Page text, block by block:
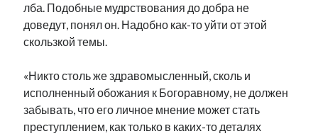
лба. Подобные мудрствования до добра не
доведут, понял он. Надобно как-то уйти от этой
скользкой темы.
«Никто столь же здравомысленный, сколь и
исполненный обожания к Богоравному, не должен
забывать, что его личное мнение может стать
преступлением, как только в каких-то деталях